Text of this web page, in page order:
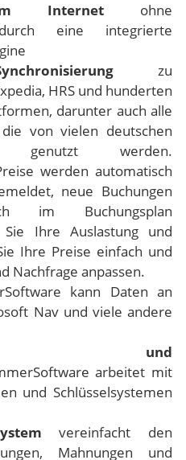
Internet ohne
durch eine integrierte
zu
HRS und hunderten
darunter auch alle
von vielen deutschen
genutzt werden.
werden automatisch
neue Buchungen
im Buchungsplan
Sie Ihre Auslastung und
Ihre Preise einfach und
Nachfrage anpassen.
kann Daten an
Nav und viele andere
und
arbeitet mit
und Schlüsselsystemen
vereinfacht den
Mahnungen und